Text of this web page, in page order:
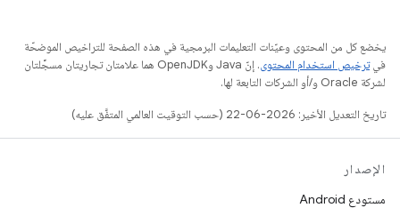
يخضع كل من المحتوى وعيّنات التعليمات البرمجية في هذه الصفحة للتراخيص الموضحّة
فيترخيص استخدام المحتوى
. إنّ Java وOpenJDK هما علامتان تجاريتان مسجَّلتان
لشركة Oracle و/أو الشركات التابعة لها.
تاريخ التعديل الأخير: 2026-06-22 (حسب التوقيت العالمي المتفَّق عليه)
الإصدار
مستودع Android